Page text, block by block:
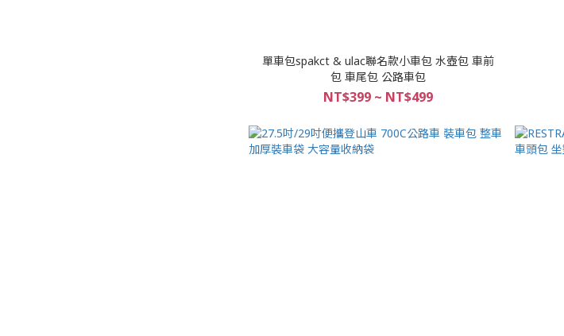
單車包spakct & ulac聯名款小車包 水壺包 車前
包 車尾包 公路車包
NT$399 ~ NT$499